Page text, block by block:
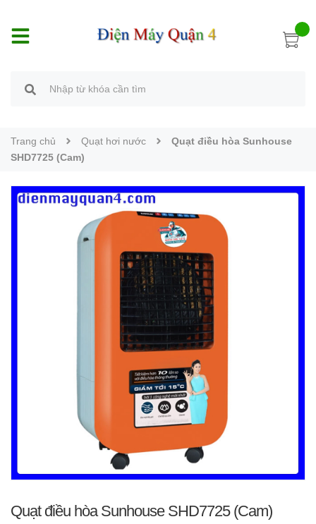
Trang chủ Quạt hơi nước
Quạt điều hòa Sunhouse
SHD7725 (Cam)
Quạt điều hòa Sunhouse SHD7725 (Cam)